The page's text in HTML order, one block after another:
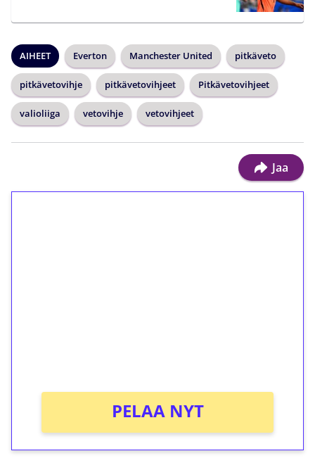
AIHEET Everton Manchester United pitkäveto
pitkävetovihje pitkävetovihjeet Pitkävetovihjeet
valioliiga vetovihje vetovihjeet
Jaa
PELAA NYT